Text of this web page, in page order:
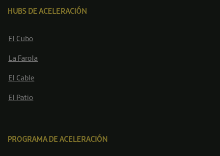
HUBS DE ACELERACIÓN
El Cubo
La Farola
El Cable
El Patio
PROGRAMA DE ACELERACIÓN